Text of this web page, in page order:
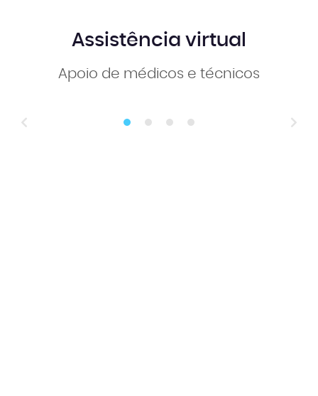
Assistência virtual
Apoio de médicos e técnicos